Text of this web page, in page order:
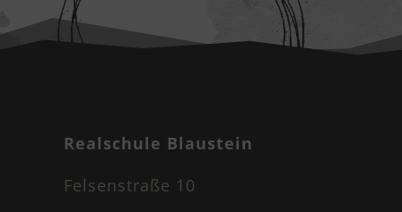
Realschule Blaustein
Felsenstraße 10